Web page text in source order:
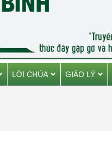
LỜI CHÚA GIÁO LÝ